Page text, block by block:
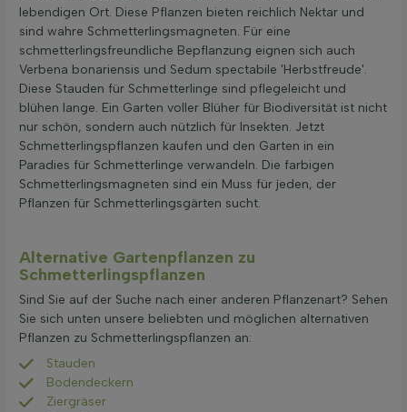
lebendigen Ort. Diese Pflanzen bieten reichlich Nektar und
sind wahre Schmetterlingsmagneten. Für eine
schmetterlingsfreundliche Bepflanzung eignen sich auch
Verbena bonariensis und Sedum spectabile 'Herbstfreude'.
Diese Stauden für Schmetterlinge sind pflegeleicht und
blühen lange. Ein Garten voller Blüher für Biodiversität ist nicht
nur schön, sondern auch nützlich für Insekten. Jetzt
Schmetterlingspflanzen kaufen und den Garten in ein
Paradies für Schmetterlinge verwandeln. Die farbigen
Schmetterlingsmagneten sind ein Muss für jeden, der
Pflanzen für Schmetterlingsgärten sucht.
Alternative Gartenpflanzen zu
Schmetterlingspflanzen
Sind Sie auf der Suche nach einer anderen Pflanzenart? Sehen
Sie sich unten unsere beliebten und möglichen alternativen
Pflanzen zu Schmetterlingspflanzen an:
Stauden
Bodendeckern
Ziergräser